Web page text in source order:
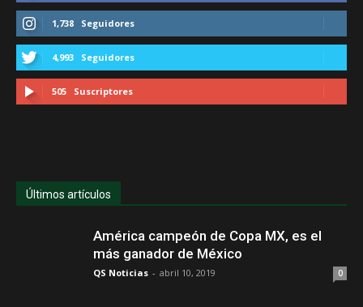
1,738 Seguidores
4,993 Seguidores
505 Suscriptores
Últimos artículos
América campeón de Copa MX, es el
más ganador de México
QS Noticias - abril 10, 2019 0